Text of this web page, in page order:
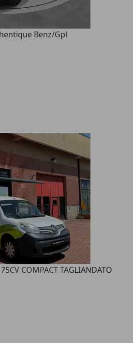
Benz/Gpl
COMPACT TAGLIANDATO